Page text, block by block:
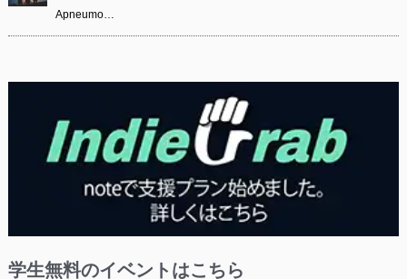
Apneumo…
学生無料のイベントはこちら